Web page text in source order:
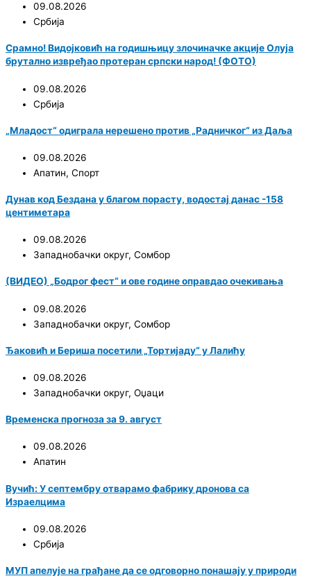
09.08.2026
Србија
Срамно! Видојковић на годишњицу злочиначке акције Олуја
брутално извређао протеран српски народ! (ФОТО)
09.08.2026
Србија
„Младост“ одиграла нерешено против „Радничког“ из Даља
09.08.2026
Апатин, Спорт
Дунав код Бездана у благом порасту, водостај данас -158
центиметара
09.08.2026
Западнобачки округ, Сомбор
(ВИДЕО) „Бодрог фест“ и ове године оправдао очекивања
09.08.2026
Западнобачки округ, Сомбор
Ђаковић и Бериша посетили „Тортијаду“ у Лалићу
09.08.2026
Западнобачки округ, Оџаци
Временска прогноза за 9. август
09.08.2026
Апатин
Вучић: У септембру отварамо фабрику дронова са
Израелцима
09.08.2026
Србија
МУП апелује на грађане да се одговорно понашају у природи